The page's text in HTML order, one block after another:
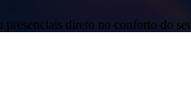
direto no conforto do